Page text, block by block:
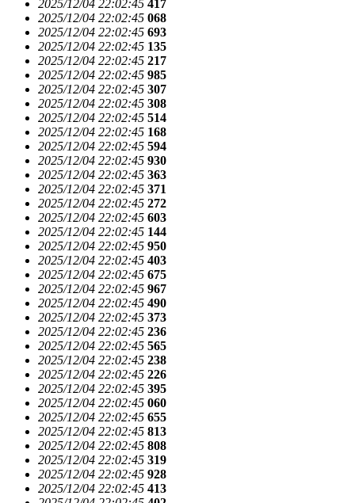
2025/12/04 22:02:45 417
2025/12/04 22:02:45 068
2025/12/04 22:02:45 693
2025/12/04 22:02:45 135
2025/12/04 22:02:45 217
2025/12/04 22:02:45 985
2025/12/04 22:02:45 307
2025/12/04 22:02:45 308
2025/12/04 22:02:45 514
2025/12/04 22:02:45 168
2025/12/04 22:02:45 594
2025/12/04 22:02:45 930
2025/12/04 22:02:45 363
2025/12/04 22:02:45 371
2025/12/04 22:02:45 272
2025/12/04 22:02:45 603
2025/12/04 22:02:45 144
2025/12/04 22:02:45 950
2025/12/04 22:02:45 403
2025/12/04 22:02:45 675
2025/12/04 22:02:45 967
2025/12/04 22:02:45 490
2025/12/04 22:02:45 373
2025/12/04 22:02:45 236
2025/12/04 22:02:45 565
2025/12/04 22:02:45 238
2025/12/04 22:02:45 226
2025/12/04 22:02:45 395
2025/12/04 22:02:45 060
2025/12/04 22:02:45 655
2025/12/04 22:02:45 813
2025/12/04 22:02:45 808
2025/12/04 22:02:45 319
2025/12/04 22:02:45 928
2025/12/04 22:02:45 413